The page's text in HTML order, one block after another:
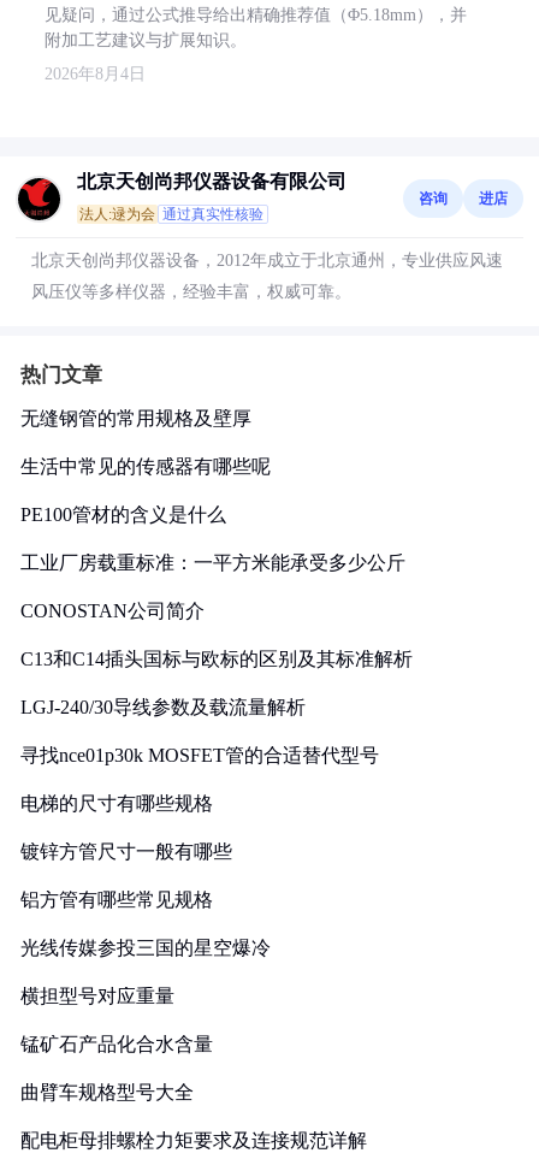
见疑问，通过公式推导给出精确推荐值（Φ5.18mm），并
附加工艺建议与扩展知识。
2026年8月4日
北京天创尚邦仪器设备有限公司
法人:逯为会 通过真实性核验
咨询 进店
北京天创尚邦仪器设备，2012年成立于北京通州，专业供应风速
风压仪等多样仪器，经验丰富，权威可靠。
热门文章
无缝钢管的常用规格及壁厚
生活中常见的传感器有哪些呢
PE100管材的含义是什么
工业厂房载重标准：一平方米能承受多少公斤
CONOSTAN公司简介
C13和C14插头国标与欧标的区别及其标准解析
LGJ-240/30导线参数及载流量解析
寻找nce01p30k MOSFET管的合适替代型号
电梯的尺寸有哪些规格
镀锌方管尺寸一般有哪些
铝方管有哪些常见规格
光线传媒参投三国的星空爆冷
横担型号对应重量
锰矿石产品化合水含量
曲臂车规格型号大全
配电柜母排螺栓力矩要求及连接规范详解